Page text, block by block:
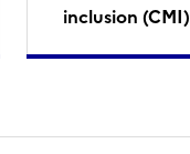
inclusion (CMI)